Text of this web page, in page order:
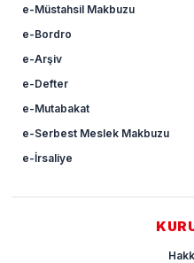
e-Müstahsil Makbuzu
e-Bordro
e-Arşiv
e-Defter
e-Mutabakat
e-Serbest Meslek Makbuzu
e-İrsaliye